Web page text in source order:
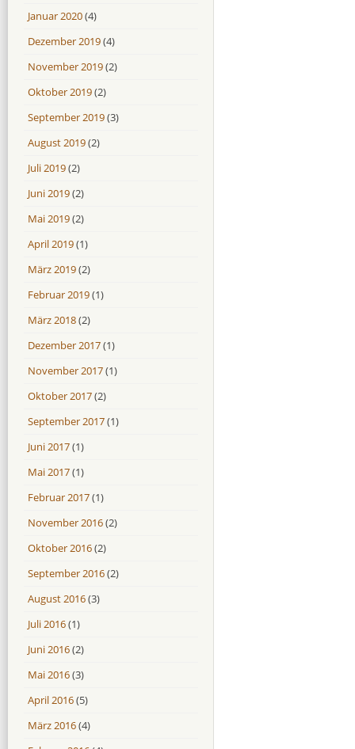
Januar 2020(4)
Dezember 2019(4)
November 2019(2)
Oktober 2019(2)
September 2019(3)
August 2019(2)
Juli 2019(2)
Juni 2019(2)
Mai 2019(2)
April 2019(1)
März 2019(2)
Februar 2019(1)
März 2018(2)
Dezember 2017(1)
November 2017(1)
Oktober 2017(2)
September 2017(1)
Juni 2017(1)
Mai 2017(1)
Februar 2017(1)
November 2016(2)
Oktober 2016(2)
September 2016(2)
August 2016(3)
Juli 2016(1)
Juni 2016(2)
Mai 2016(3)
April 2016(5)
März 2016(4)